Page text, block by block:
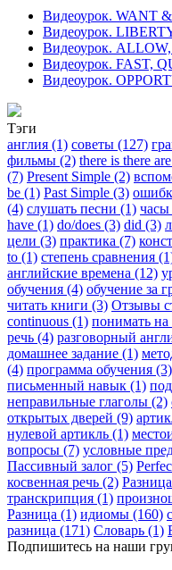
Видеоурок. WANT
Видеоурок.
Видеоурок.
Видеоурок. FAST,
Видеоурок.
Тэги
англия (1) советы (127)
фильмы (2) there is there
(7) Present Simple (2)
be (1) Past Simple (3)
(4) слушать песни (1)
have (1) do/does (3) did (3)
цели (3) практика (7)
to (1) степень сравнения
английские времена (12)
обучения (4) обучение за
читать книги (3) Отзывы
continuous (1) понимать на
речь (4) разговорный
домашнее задание (1)
(4) программа обучения (3)
письменный навык (1)
неправильные глаголы (2)
открытых дверей (9)
нулевой артикль (1)
вопросы (7) условные
Пассивный залог (5)
косвенная речь (2)
транскрипция (1)
Разница (1) идиомы (160)
разница (171) Словарь (1)
Подпишитесь на наши